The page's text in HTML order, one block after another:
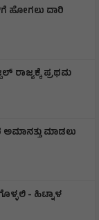
ಹೋಗಲು ದಾರಿ
ರಾಜ್ಯಕ್ಕೆ ಪ್ರಥಮ
ಮಾಡಲು
- ಹಿಟ್ನಾಳ